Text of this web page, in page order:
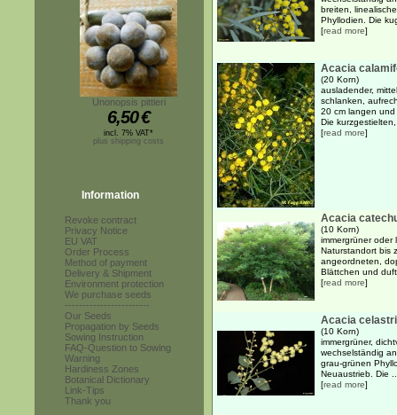
Unonopsis pittieri
6,50€
incl. 7% VAT*
plus shipping costs
Information
Revoke contract
Privacy Notice
EU VAT
Order Process
Method of payment
Delivery & Shipment
Environment protection
We purchase seeds
------------------------
Our Seeds
Propagation by Seeds
Sowing Instruction
FAQ-Question to Sowing
Warning
Hardiness Zones
Botanical Dictionary
Link-Tips
Thank you
breiten,
Phyllodien. Die
[read more]
Acacia
(20 Korn)
ausladender,
schlanken,
20 cm langen
Die
[read more]
Acacia
(10 Korn)
immergrüner oder
Naturstandort bis
angeordneten,
Blättchen und
[read more]
Acacia
(10 Korn)
immergrüner,
wechselständig
grau-grünen
Neuaustrieb. Die
[read more]